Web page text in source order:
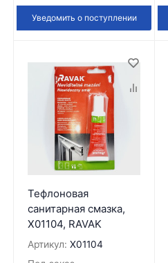
Уведомить о поступлении
Тефлоновая
санитарная смазка,
X01104, RAVAK
Артикул: X01104